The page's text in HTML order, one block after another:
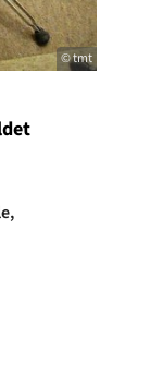
© tmt